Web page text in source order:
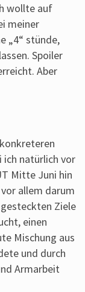
wollte auf
meiner
„4“ stünde,
Spoiler
Aber
ich natürlich vor
Mitte Juni hin
allem darum
Ziele
einen
Mischung aus
und durch
Armarbeit